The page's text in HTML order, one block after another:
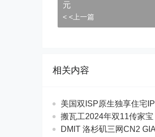
元
< <上一篇
相关内容
美国双ISP原生独享住宅
搬瓦工2024年双11传家
DMIT 洛杉矶三网CN2